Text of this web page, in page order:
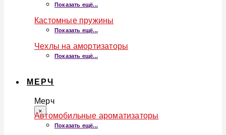
Показать ещё...
Кастомные пружины
Показать ещё...
Чехлы на амортизаторы
Показать ещё...
МЕРЧ
Мерч
×
Автомобильные ароматизаторы
Показать ещё...